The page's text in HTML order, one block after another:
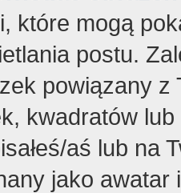
które mogą
postu.
powiązany z
kwadratów
aś lub na
jako